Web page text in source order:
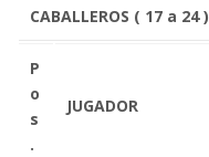
CABALLEROS ( 17 a 24 )
P
o
s
.
JUGADOR